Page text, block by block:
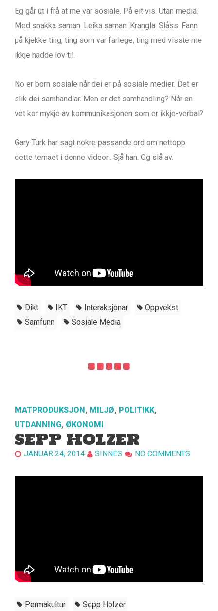
Eg går ut i frå at me var sosiale. På eit vis. Utan media.
Med snakka saman. Leika saman. Krangla. Slåss. Fann
på kjekke ting, ting som var farlege, ting med visste me
ikkje hadde lov til.
No er born sosiale når dei er på sosiale medier. Det er
slik dei samhandlar. Men er det samhandling? Når en
vet kor mykje av kommunikasjonen som er ikkje-verbal?
Gary Turk har sagt nokre passande ord om nettopp
dette temaet i denne videon. Sjå han. Og slå av.
Dikt IKT Interaksjonar
Oppvekst
Samfunn
Sosiale Media
MATPRODUKSJON , MILJØ, POLITIKK,
UTDANNING, ØKONOMI
SEPP HOLZER
JANUAR 24, 2014 SINNES NO COMMENTS
Permakultur Sepp Holzer